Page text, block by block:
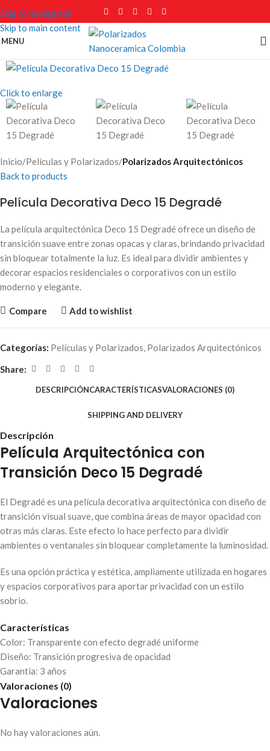
Skip to navigation
Skip to main content
MENU
Click to enlarge
Inicio Películas y Polarizados Polarizados Arquitectónicos
Back to products
Película Decorativa Deco 15 Degradé
La película arquitectónica Deco 15 Degradé ofrece un diseño de
transición suave entre zonas opacas y claras, brindando privacidad
sin bloquear totalmente la luz. Es ideal para dividir ambientes y
decorar espacios residenciales o corporativos con un estilo
moderno y elegante.
Compare Add to wishlist
Categorías: Películas y Polarizados, Polarizados Arquitectónicos
Share:
DESCRIPCIÓNCARACTERÍSTICASVALORACIONES (0)
SHIPPING AND DELIVERY
Descripción
Película Arquitectónica con
Transición Deco 15 Degradé
El Degradé es una película decorativa arquitectónica con diseño de
transición visual suave, que combina áreas de mayor opacidad con
otras más claras. Este efecto lo hace perfecto para dividir
ambientes o ventanales sin bloquear completamente la luminosidad.
Es una opción práctica y estética, ampliamente utilizada en hogares
y espacios corporativos para aportar privacidad con un estilo
sobrio.
Características
Color: Transparente con efecto degradé uniforme
Diseño: Transición progresiva de opacidad
Garantía: 3 años
Valoraciones (0)
Valoraciones
No hay valoraciones aún.